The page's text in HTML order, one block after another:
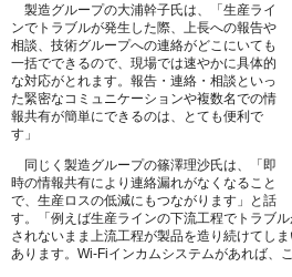
製造グループの大浦幹子氏は、「生産ライ
ンでトラブルが発生した際、上長への報告や
相談、技術グループへの連絡がどこにいても
一括でできるので、現場では速やかに具体的
な対応がとれます。報告・連絡・相談といっ
た緊密なコミュニケーションや複数名での情
報共有が簡単にできるのは、とても便利で
す」
同じく製造グループの篠澤理沙氏は、「即
時の情報共有により連絡漏れがなくなること
で、生産ロスの低減にもつながります」と話
す。「例えば生産ラインの下流工程でトラブ
されないまま上流工程が製品を造り続けてし
あります。Wi-Fiインカムシステムがあれば、